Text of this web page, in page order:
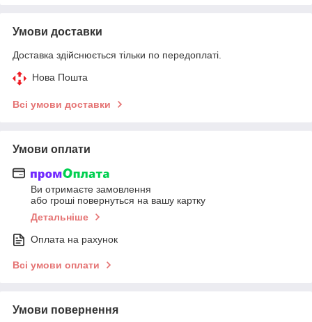
Умови доставки
Доставка здійснюється тільки по передоплаті.
Нова Пошта
Всі умови доставки
Умови оплати
Ви отримаєте замовлення
або гроші повернуться на вашу картку
Детальніше
Оплата на рахунок
Всі умови оплати
Умови повернення